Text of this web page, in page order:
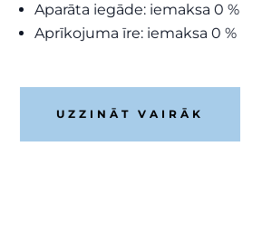
Aparāta iegāde: iemaksa 0 %
Aprīkojuma īre: iemaksa 0 %
UZZINĀT VAIRĀK